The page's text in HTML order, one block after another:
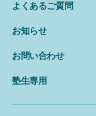
よくあるご質問
お知らせ
お問い合わせ
塾生専用